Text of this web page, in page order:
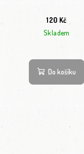
120 Kč
Skladem
Do košíku